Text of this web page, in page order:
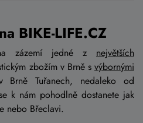
BIKE-LIFE.CZ
zázemí jedné z největších
zbožím v Brně s výbornými
Tuřanech, nedaleko od
k nám pohodlně dostanete jak
nebo Břeclavi.